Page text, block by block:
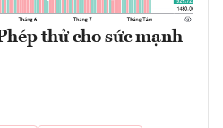
thử cho sức mạnh